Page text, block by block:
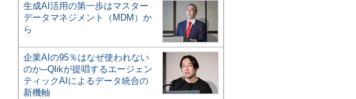
生成AI活用の第一歩はマスター
データマネジメント（MDM）か
ら
企業AIの95％はなぜ使われない
のか─Qlikが提唱するエージェン
ティックAIによるデータ統合の
新機軸